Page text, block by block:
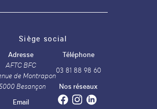
Siège social
Adresse
AFTC BFC
de Montrapon
Besançon
Email
Téléphone
03 81 88 98 60
Nos réseaux